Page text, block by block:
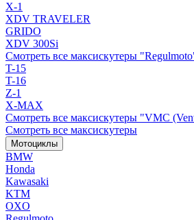
X-1
XDV TRAVELER
GRIDO
XDV 300Si
Смотреть все максискутеры
T-15
T-16
Z-1
X-MAX
Смотреть все максискутеры "VMC
Смотреть все максискутеры
Мотоциклы
BMW
Honda
Kawasaki
KTM
OXO